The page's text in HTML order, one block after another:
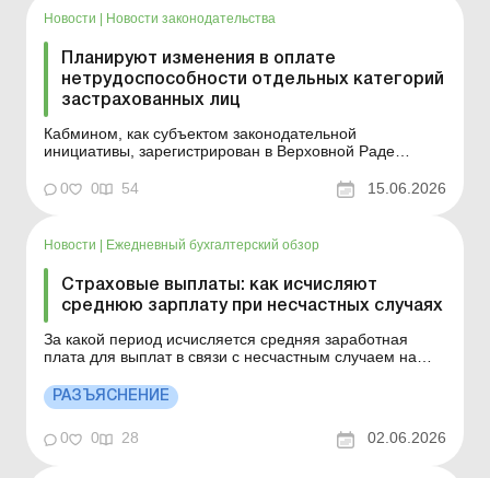
Новости Новости законодательства
Планируют изменения в оплате
нетрудоспособности отдельных категорий
застрахованных лиц
Кабмином, как субъектом законодательной
инициативы, зарегистрирован в Верховной Раде
Украины «Об общеобязательном государственном
социальном страховании» относительно усиления
застрахованных лиц»...
0 0 54 15.06.2026
Новости Ежедневный бухгалтерский обзор
Страховые выплаты: как исчисляют
среднюю зарплату при несчастных случаях
За какой период исчисляется средняя заработная
плата для выплат в связи с несчастным случаем на
Больше по теме: Расследование несчастных случаев
на предприятии в результате военных или боевых
действовать Р...
РАЗЪЯСНЕНИЕ
0 0 28 02.06.2026